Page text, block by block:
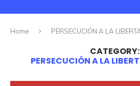
Home PERSECUCIÓN A LA
CATEGORY:
PERSECUCIÓN A LA